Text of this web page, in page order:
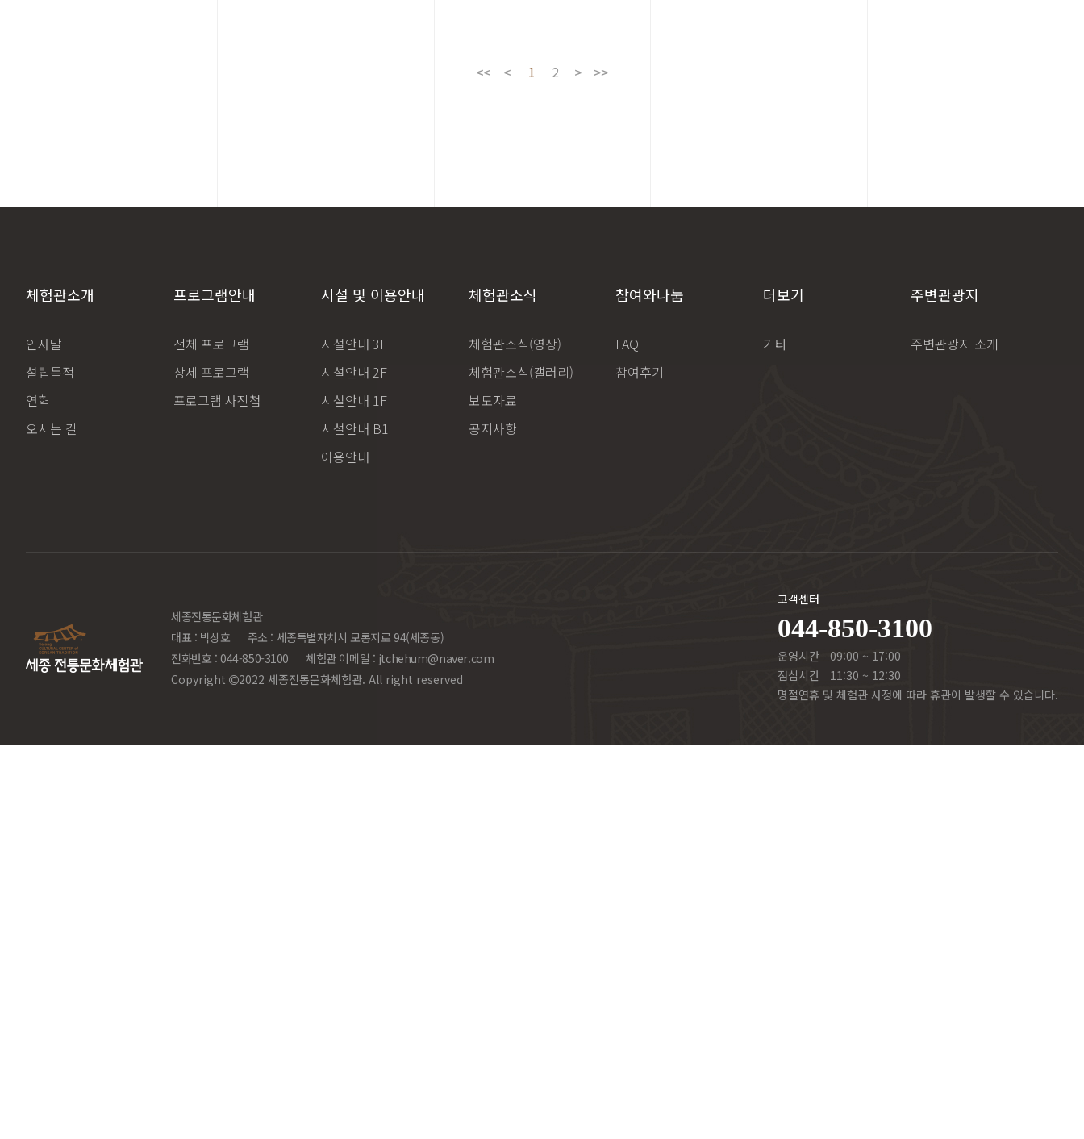
1 2
체험관소개
인사말
설립목적
연혁
오시는 길
프로그램안내
전체 프로그램
상세 프로그램
프로그램 사진첩
시설 및 이용안내
시설안내 3F
시설안내 2F
시설안내 1F
시설안내 B1
이용안내
체험관소식
체험관소식(영상)
체험관소식(갤러리)
보도자료
공지사항
참여와나눔
FAQ
참여후기
더보기
기타
주변관광지
주변관광지 소개
세종전통문화체험관
대표 : 박상호
주소 : 세종특별자치시 모롱지로 94(세종동)
전화번호 : 044-850-3100
체험관 이메일 : jtchehum@naver.com
Copyright
2022 세종전통문화체험관. All right reserved
고객센터
044-850-3100
운영시간
09:00 ~ 17:00
점심시간
11:30 ~ 12:30
명절연휴 및 체험관 사정에 따라 휴관이 발생할 수 있습니다.